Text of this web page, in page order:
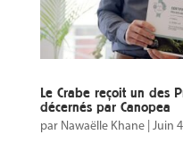
Le Crabe reçoit un des
décernés par Canopea
par Nawaëlle Khane| Juin